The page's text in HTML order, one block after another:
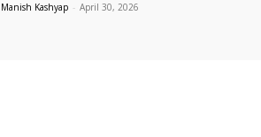
Manish Kashyap - April 30, 2026